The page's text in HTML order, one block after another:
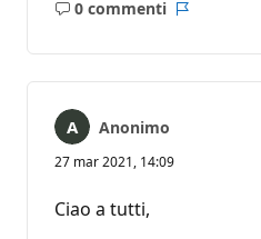
0 commenti
Nessun
Anonimo
27 mar 2021, 14:09
Ciao a tutti,